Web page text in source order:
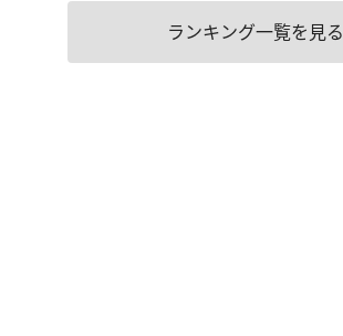
ランキング一覧を見る